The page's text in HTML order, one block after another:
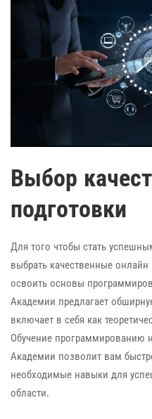
Выбор
подготовки
Для того чтобы стать
выбрать качественные
освоить основы
Академии предлагает
включает в себя как
Обучение программированию
Академии позволит вам
необходимые навыки для
области.